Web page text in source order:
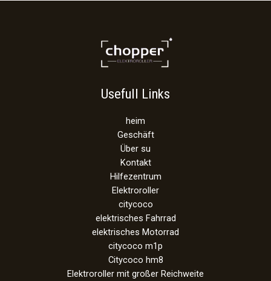
Usefull Links
heim
Geschäft
Über su
Kontakt
Hilfezentrum
Elektroroller
citycoco
elektrisches Fahrrad
elektrisches Motorrad
citycoco m1p
Citycoco hm8
Elektroroller mit großer Reichweite